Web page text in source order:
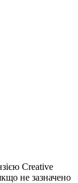
Creative
не зазначено